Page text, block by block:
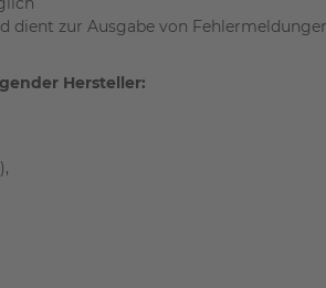
dient zur Ausgabe von
Hersteller: